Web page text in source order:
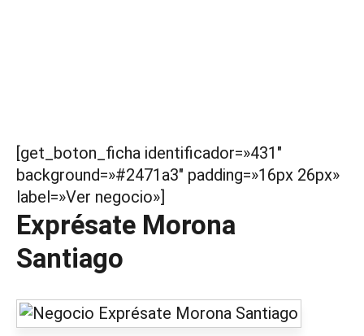
[get_boton_ficha identificador=»431″
background=»#2471a3″ padding=»16px 26px»
label=»Ver negocio»]
Exprésate Morona
Santiago